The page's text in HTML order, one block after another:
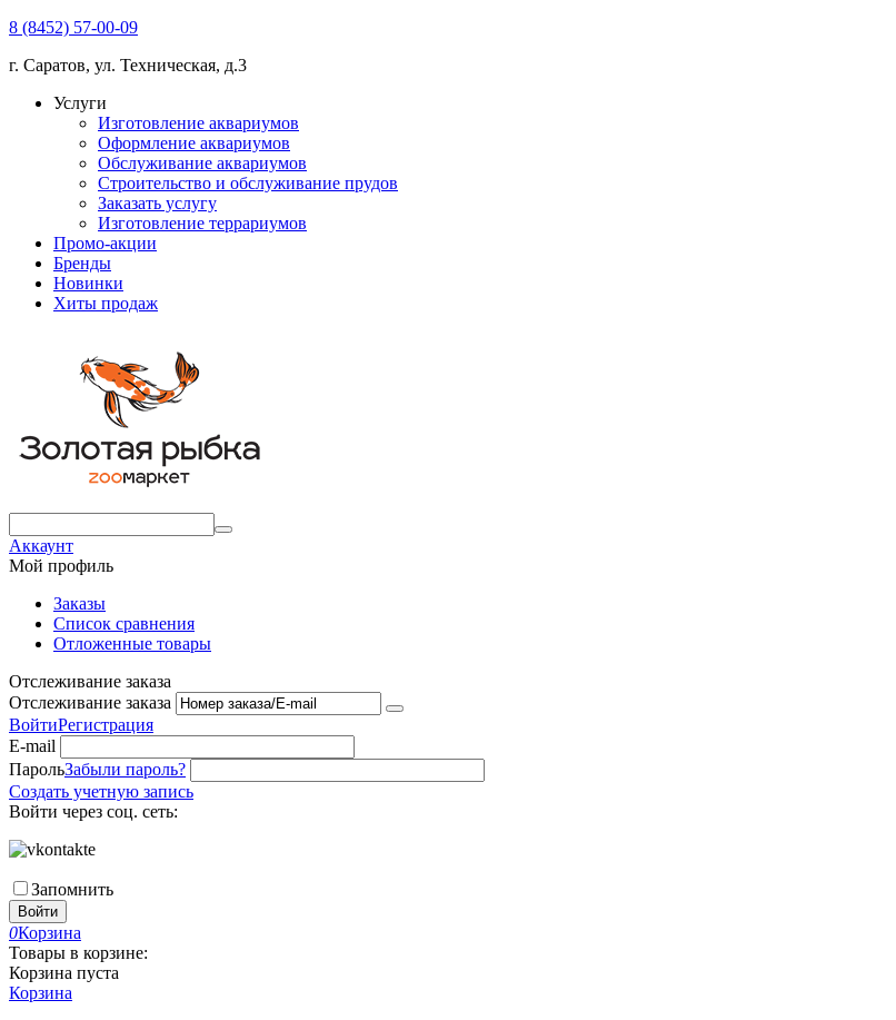
8 (8452) 57-00-09
г. Саратов, ул. Техническая, д.3
Услуги
Изготовление аквариумов
Оформление аквариумов
Обслуживание аквариумов
Строительство и обслуживание прудов
Заказать услугу
Изготовление террариумов
Промо-акции
Бренды
Новинки
Хиты продаж
Аккаунт
Мой профиль
Заказы
Список сравнения
Отложенные товары
Отслеживание заказа
Отслеживание заказа
ВойтиРегистрация
E-mail
ПарольЗабыли пароль?
Создать учетную запись
Войти через соц. сеть:
Запомнить
Войти
0Корзина
Товары в корзине:
Корзина пуста
Корзина